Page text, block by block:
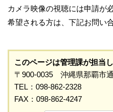
カメラ映像の視聴には申請が
希望される方は、下記お問い
このページは管理課が担当し
〒900-0035 沖縄県那覇市
TEL：098-862-2328
FAX：098-862-4247